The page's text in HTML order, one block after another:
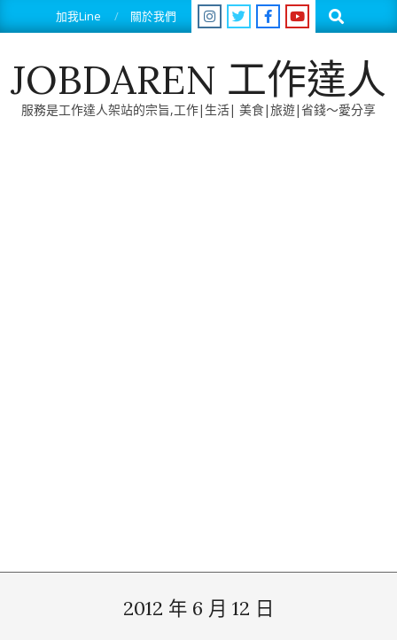
to
加我Line 關於我們 Search
JOBDAREN 工作達人
服務是工作達人架站的宗旨,工作|生活| 美食|旅遊|省錢～愛分享
2012 年 6 月 12 日